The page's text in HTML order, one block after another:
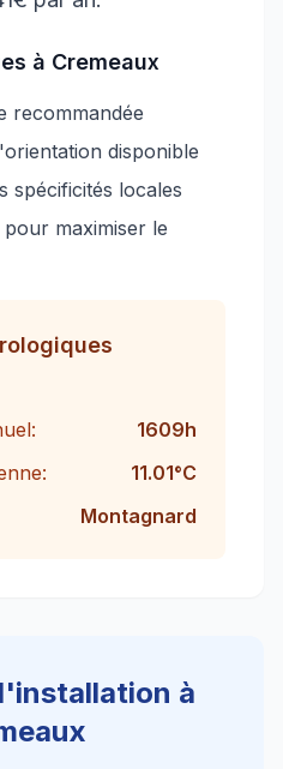
à Cremeaux
recommandée
disponible
spécificités locales
maximiser le
1609h
11.01°C
Montagnard
à